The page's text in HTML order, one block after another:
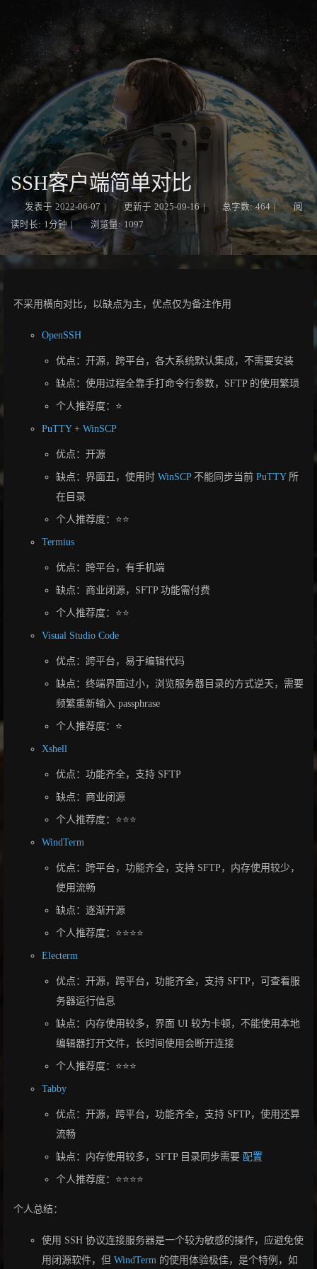
SSH客户端简单对比
发表于 2022-06-07 | 更新于 2025-09-16 | 总字数: 464 |
阅
读时长: 1分钟 | 浏览量: 1097
不采用横向对比，以缺点为主，优点仅为备注作用
OpenSSH
优点：开源，跨平台，各大系统默认集成，不需要安装
缺点：使用过程全靠手打命令行参数，SFTP 的使用繁琐
个人推荐度：⭐
PuTTY+ WinSCP
优点：开源
缺点：界面丑，使用时 WinSCP不能同步当前 PuTTY所
在目录
个人推荐度：⭐⭐
Termius
优点：跨平台，有手机端
缺点：商业闭源，SFTP 功能需付费
个人推荐度：⭐⭐
Visual Studio Code
优点：跨平台，易于编辑代码
缺点：终端界面过小，浏览服务器目录的方式逆天，需要
频繁重新输入 passphrase
个人推荐度：⭐
Xshell
优点：功能齐全，支持 SFTP
缺点：商业闭源
个人推荐度：⭐⭐⭐
WindTerm
优点：跨平台，功能齐全，支持 SFTP，内存使用较少，
使用流畅
缺点：逐渐开源
个人推荐度：⭐⭐⭐⭐
Electerm
优点：开源，跨平台，功能齐全，支持 SFTP，可查看服
务器运行信息
缺点：内存使用较多，界面 UI 较为卡顿，不能使用本地
编辑器打开文件，长时间使用会断开连接
个人推荐度：⭐⭐⭐
Tabby
优点：开源，跨平台，功能齐全，支持 SFTP，使用还算
流畅
缺点：内存使用较多，SFTP 目录同步需要 配置
个人推荐度：⭐⭐⭐⭐
个人总结：
使用 SSH 协议连接服务器是一个较为敏感的操作，应避免使
用闭源软件，但 WindTerm 的使用体验极佳，是个特例，如